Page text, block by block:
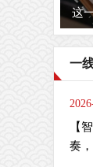
这
一
【
奏